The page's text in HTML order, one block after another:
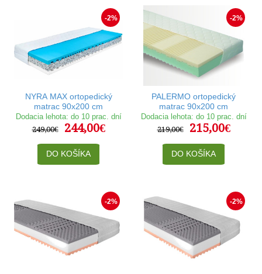
-2%
NYRA MAX ortopedický
matrac 90x200 cm
Dodacia lehota: do 10 prac. dní
249,00€
244,00€
DO KOŠÍKA
-2%
PALERMO ortopedický
matrac 90x200 cm
Dodacia lehota: do 10 prac. dní
219,00€
215,00€
DO KOŠÍKA
-2% -2%